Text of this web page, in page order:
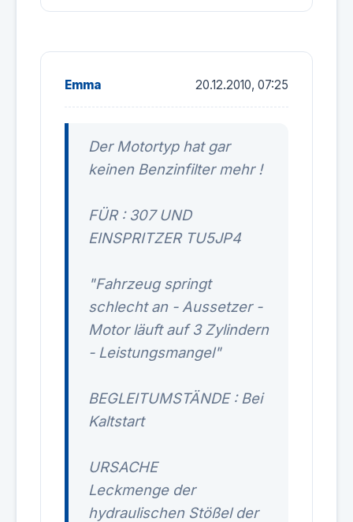
Emma 20.12.2010, 07:25
Der Motortyp hat gar
keinen Benzinfilter mehr !
FÜR : 307 UND
EINSPRITZER TU5JP4
"Fahrzeug springt
schlecht an - Aussetzer -
Motor läuft auf 3 Zylindern
- Leistungsmangel"
BEGLEITUMSTÄNDE : Bei
Kaltstart
URSACHE
Leckmenge der
hydraulischen Stößel der